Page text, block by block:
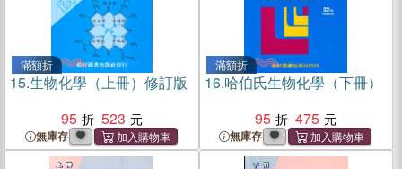
滿額折
15.生物化學（上冊）修訂版
95
523
無庫存
滿額折
16.哈伯氏生物化學（下冊）
95
475
無庫存